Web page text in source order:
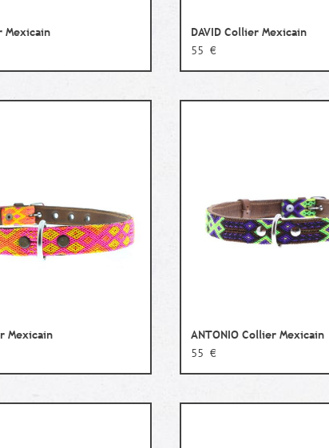
Mexicain
DAVID Collier Mexicain
55 €
Mexicain
ANTONIO Collier Mexicain
55 €